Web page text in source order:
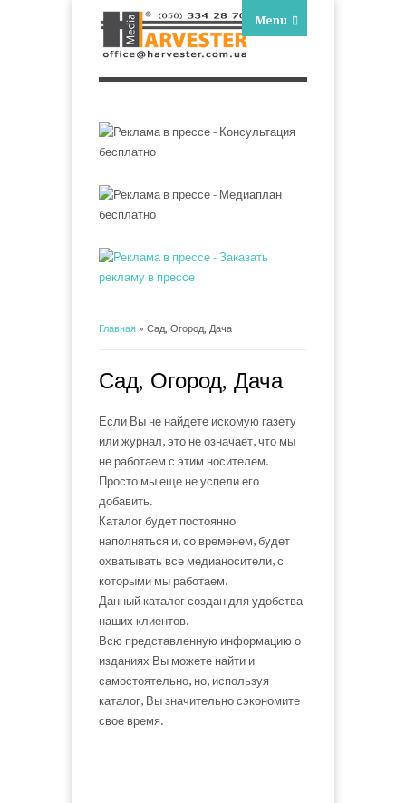
Menu
Главная » Сад, Огород, Дача
Сад, Огород, Дача
Если Вы не найдете искомую газету
или журнал, это не означает, что мы
не работаем с этим носителем.
Просто мы еще не успели его
добавить.
Каталог будет постоянно
наполняться и, со временем, будет
охватывать все медианосители, с
которыми мы работаем.
Данный каталог создан для удобства
наших клиентов.
Всю представленную информацию о
изданиях Вы можете найти и
самостоятельно, но, используя
каталог, Вы значительно сэкономите
свое время.